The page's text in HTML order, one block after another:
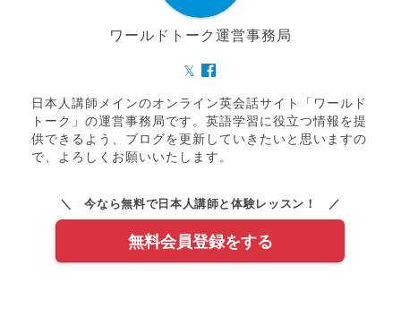
ワールドトーク運営事務局
日本人講師メインのオンライン英会話サイト「ワールド
トーク」の運営事務局です。英語学習に役立つ情報を提
供できるよう、ブログを更新していきたいと思いますの
で、よろしくお願いいたします。
＼ 今なら無料で日本人講師と体験レッスン！ ／
無料会員登録をする